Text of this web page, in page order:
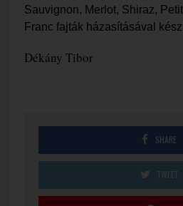
Sauvignon, Merlot, Shiraz,
Franc fajták házasításával
Dékány Tibor
SHARE
TWEET